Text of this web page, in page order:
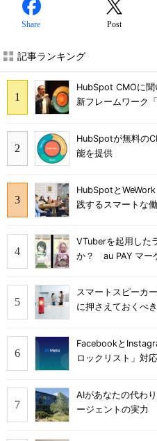
Share Post
記事ランキング
HubSpot CMOに
新フレームワーク
HubSpotが無料の
能を提供
HubSpotと
践するスマートな
VTuberを起用した
か？ au PAY マー
スマートスピーカ
に押さえておくべ
Facebookと
ロックリスト」対
AIがあなたの代わ
ージェントの実力